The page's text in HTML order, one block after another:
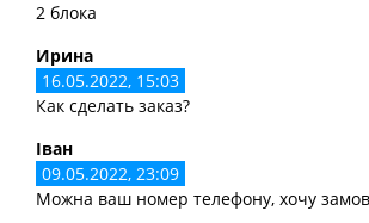
2 блока
Ирина
16.05.2022, 15:03
Как сделать заказ?
Іван
09.05.2022, 23:09
Можна ваш номер телефону, хочу